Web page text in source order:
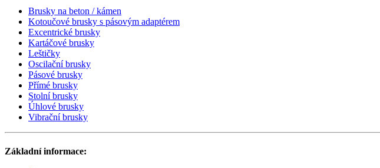
Brusky na beton / kámen
Kotoučové brusky s pásovým adaptérem
Excentrické brusky
Kartáčové brusky
Leštičky
Oscilační brusky
Pásové brusky
Přímé brusky
Stolní brusky
Úhlové brusky
Vibrační brusky
Základní informace: